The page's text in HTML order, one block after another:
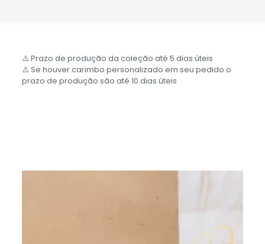
⚠️ Prazo de produção da coleção até 5 dias úteis
⚠️ Se houver carimbo personalizado em seu pedido o
prazo de produção são até 10 dias úteis